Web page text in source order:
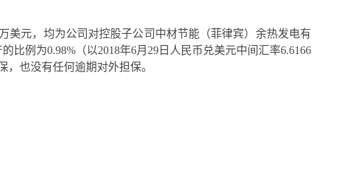
美元，均为公司对控股子公司中材节能（菲律宾）余热发电有
比例为0.98%（以2018年6月29日人民币兑美元中间汇率6.6166
也没有任何逾期对外担保。